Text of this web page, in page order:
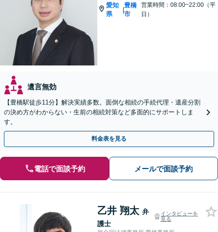
愛知
県
|
豊橋
市
営業時間：08:00~22:00（平
日）
遺言無効
【豊橋駅徒歩11分】解決実績多数。面倒な相続の手続代理・遺産分割
の決め方がわからない・生前の相続対策など多面的にサポートしま
す。
料金表を見る
電話で面談予約 メールで面談予約
乙井 翔太 弁
護士
インタビューを
見る